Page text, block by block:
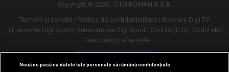
Copyright © 2026 / DIGI ROMANIA S.A.
Termeni si conditii
Politica de confidentialitate
Abonare Digi TV
Frecvente Digi Sport
Retransmisie Digi Sport Contact/Info
Codul etic
Gestionați preferințele
Versiune desktop
Nouă ne pasă ca datele tale personale să rămână confidențiale